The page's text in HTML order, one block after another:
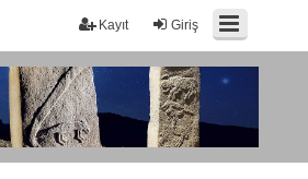
Giriş
Kayıt